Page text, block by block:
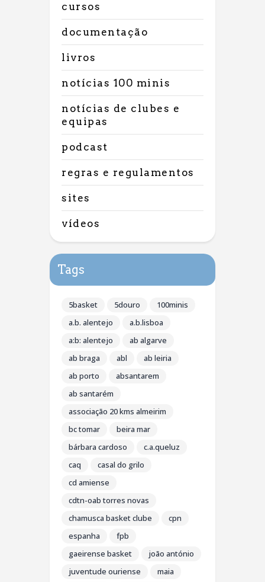
cursos
documentação
livros
notícias 100 minis
notícias de clubes e
equipas
podcast
regras e regulamentos
sites
vídeos
Tags
5basket 5douro
100minis
a.b. alentejo
a.b.lisboa
a:b: alentejo
ab algarve
ab braga
abl
ab leiria
ab porto
absantarem
ab santarém
associação 20 kms almeirim
bc tomar
beira mar
bárbara cardoso
c.a.queluz
caq
casal do grilo
cd amiense
cdtn-oab torres novas
chamusca basket clube
cpn
espanha
fpb
gaeirense basket
joão antónio
juventude ouriense
maia